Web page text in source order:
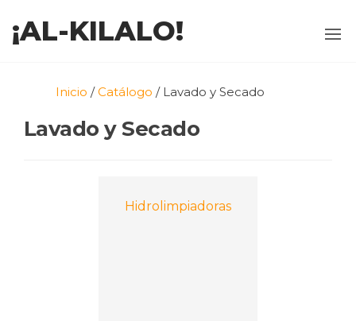
¡AL-KILALO!
Inicio /Catálogo / Lavado y Secado
Lavado y Secado
Hidrolimpiadoras